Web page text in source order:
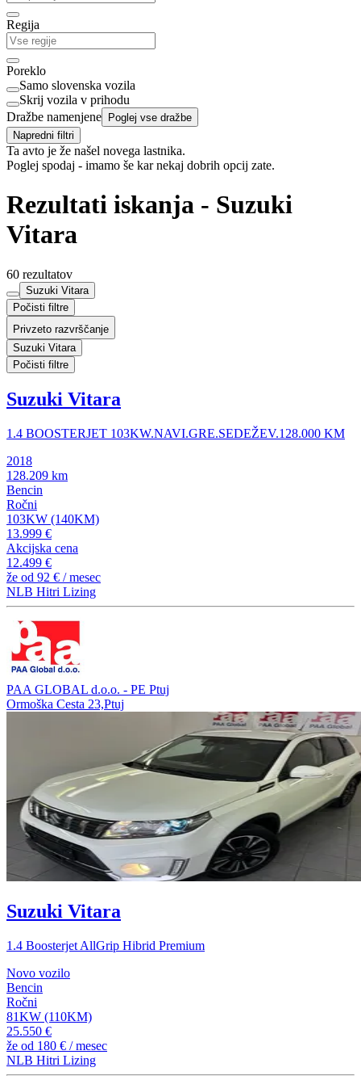
Regija
Poreklo
Samo slovenska vozila
Skrij vozila v prihodu
Dražbe namenjene Poglej vse dražbe
Napredni filtri
Ta avto je že našel novega lastnika.
Poglej spodaj - imamo še kar nekaj dobrih opcij zate.
Rezultati iskanja - Suzuki
Vitara
60 rezultatov
Suzuki Vitara
Počisti filtre
Privzeto razvrščanje
Suzuki Vitara
Počisti filtre
Suzuki Vitara
1.4 BOOSTERJET 103KW.NAVI.GRE.SEDEŽEV.128.000 KM
2018
128.209 km
Bencin
Ročni
103KW (140KM)
13.999 €
Akcijska cena
12.499 €
že od 92 € / mesec
NLB Hitri Lizing
PAA GLOBAL d.o.o. - PE Ptuj
Ormoška Cesta 23,Ptuj
Suzuki Vitara
1.4 Boosterjet AllGrip Hibrid Premium
Novo vozilo
Bencin
Ročni
81KW (110KM)
25.550 €
že od 180 € / mesec
NLB Hitri Lizing